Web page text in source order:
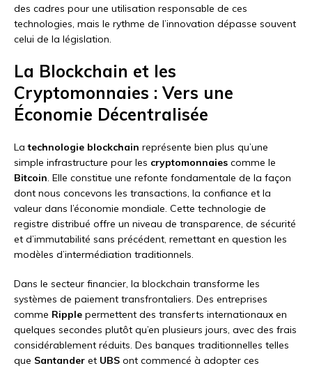
des cadres pour une utilisation responsable de ces
technologies, mais le rythme de l’innovation dépasse souvent
celui de la législation.
La Blockchain et les
Cryptomonnaies : Vers une
Économie Décentralisée
Latechnologie blockchain représente bien plus qu’une
simple infrastructure pour les cryptomonnaies comme le
Bitcoin. Elle constitue une refonte fondamentale de la façon
dont nous concevons les transactions, la confiance et la
valeur dans l’économie mondiale. Cette technologie de
registre distribué offre un niveau de transparence, de sécurité
et d’immutabilité sans précédent, remettant en question les
modèles d’intermédiation traditionnels.
Dans le secteur financier, la blockchain transforme les
systèmes de paiement transfrontaliers. Des entreprises
comme Ripple permettent des transferts internationaux en
quelques secondes plutôt qu’en plusieurs jours, avec des frais
considérablement réduits. Des banques traditionnelles telles
que Santander et UBS ont commencé à adopter ces